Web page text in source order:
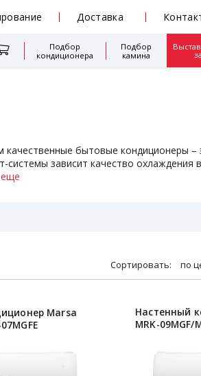
Доставка
Подбор
кондиционера
Подбор
камина
бытовые кондиционеры
зависит качество охлаждения
еще
Сортировать: по
Marsa
Настенный
MRK-09MGF/